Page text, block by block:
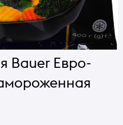
Bauer Евро-